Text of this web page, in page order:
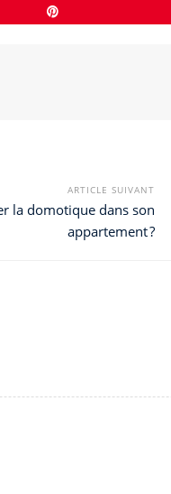
ARTICLE SUIVANT
la domotique dans son
appartement ?